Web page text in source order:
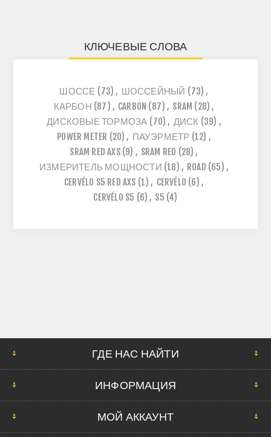
КЛЮЧЕВЫЕ СЛОВА
ШОССЕ (73) , ШОССЕЙНЫЙ (73) ,
КАРБОН (87) , CARBON (87) , SRAM (28) ,
ДИСКОВЫЕ ТОРМОЗА (70) , ДИСК (39) ,
POWER METER (20) , ПАУЭРМЕТР (12) ,
SRAM RED AXS (9) , SRAM RED (28) ,
ИЗМЕРИТЕЛЬ МОЩНОСТИ (18) , ROAD (65) ,
CERVÉLO S5 RED AXS (1) , CERVÉLO (6) ,
CERVÉLO S5 (6) , S5 (4)
ГДЕ НАС НАЙТИ
ИНФОРМАЦИЯ
МОЙ АККАУНТ